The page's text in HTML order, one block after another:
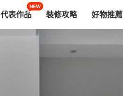
NEW
代表作品 裝修攻略 好物推薦